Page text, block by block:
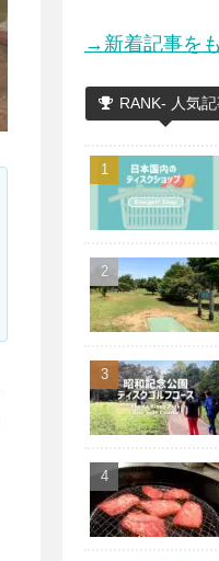
→新着記事を
RANK- 人気